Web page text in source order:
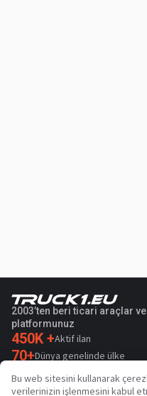
2003’ten beri ticari araçlar
platformunuz
450K +Aktif ilan
70+Dünya genelinde ülke
36 Desteklenen dil
Bu web sitesini kullanarak
verilerinizin işlenmesini kabul